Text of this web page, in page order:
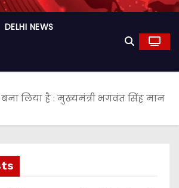
DELHI NEWS
लिया है : मुख्यमंत्री भगवंत सिंह मान